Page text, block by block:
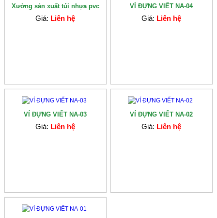
Xưởng sản xuất túi nhựa pvc
Giá: Liên hệ
VÍ ĐỰNG VIẾT NA-04
Giá: Liên hệ
VÍ ĐỰNG VIẾT NA-03
Giá: Liên hệ
VÍ ĐỰNG VIẾT NA-02
Giá: Liên hệ